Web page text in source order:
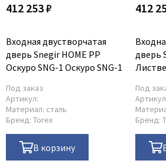
412 253 ₽
Входная двустворчатая
дверь Snegir HOME PP
Оскуро SNG-1 Оскуро SNG-1
Под заказ
Артикул:
Материал: сталь
Бренд: Torex
В корзину
412
дверь
Под
Бренд: